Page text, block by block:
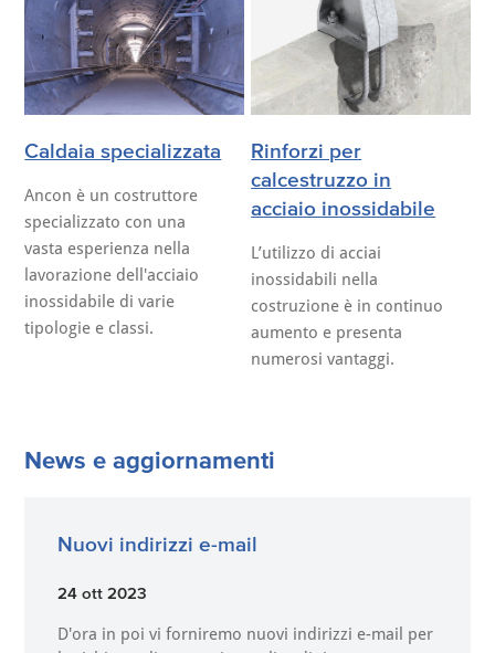
Caldaia specializzata
Ancon è un costruttore
specializzato con una
vasta esperienza nella
lavorazione dell'acciaio
inossidabile di varie
tipologie e classi.
Rinforzi per
calcestruzzo in
acciaio inossidabile
L’utilizzo di acciai
inossidabili nella
costruzione è in continuo
aumento e presenta
numerosi vantaggi.
News e aggiornamenti
Nuovi indirizzi e-mail
24 ott 2023
D'ora in poi vi forniremo nuovi indirizzi e-mail per